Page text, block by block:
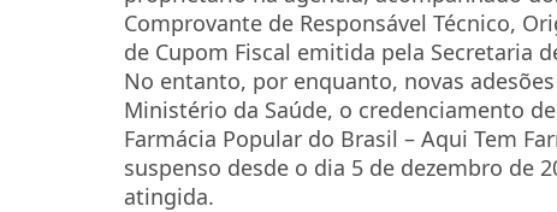
Comprovante de Responsável Técnico,
de Cupom Fiscal emitida pela Secretaria
No entanto, por enquanto, novas
Ministério da Saúde, o credenciamento
Farmácia Popular do Brasil – Aqui Tem
suspenso desde o dia 5 de dezembro de
atingida.